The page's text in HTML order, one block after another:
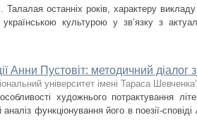
Талалая останніх років, характеру
культурою у зв’язку з
Анни Пустовіт: методичний діалог
університет імені Тараса Шевченка"
художнього потрактування
функціонування його в поезії-сповіді